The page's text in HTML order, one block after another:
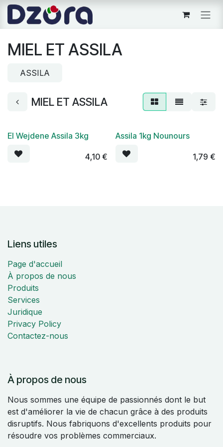
Se rendre au contenu
MIEL ET ASSILA
ASSILA
MIEL ET ASSILA
El Wejdene Assila 3kg
4,10€
Assila 1kg Nounours
1,79 €
Liens utiles
Page d'accueil
À propos de nous
Produits
Services
Juridique
Privacy Policy
Contactez-nous
À propos de nous
Nous sommes une équipe de passionnés dont le but
est d'améliorer la vie de chacun grâce à des produits
disruptifs. Nous fabriquons d'excellents produits pour
résoudre vos problèmes commerciaux.